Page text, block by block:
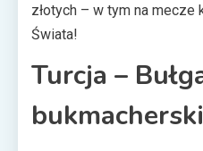
złotych – w tym na
Świata!
Turcja –